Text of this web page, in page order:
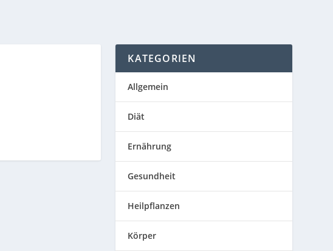
KATEGORIEN
Allgemein
Diät
Ernährung
Gesundheit
Heilpflanzen
Körper